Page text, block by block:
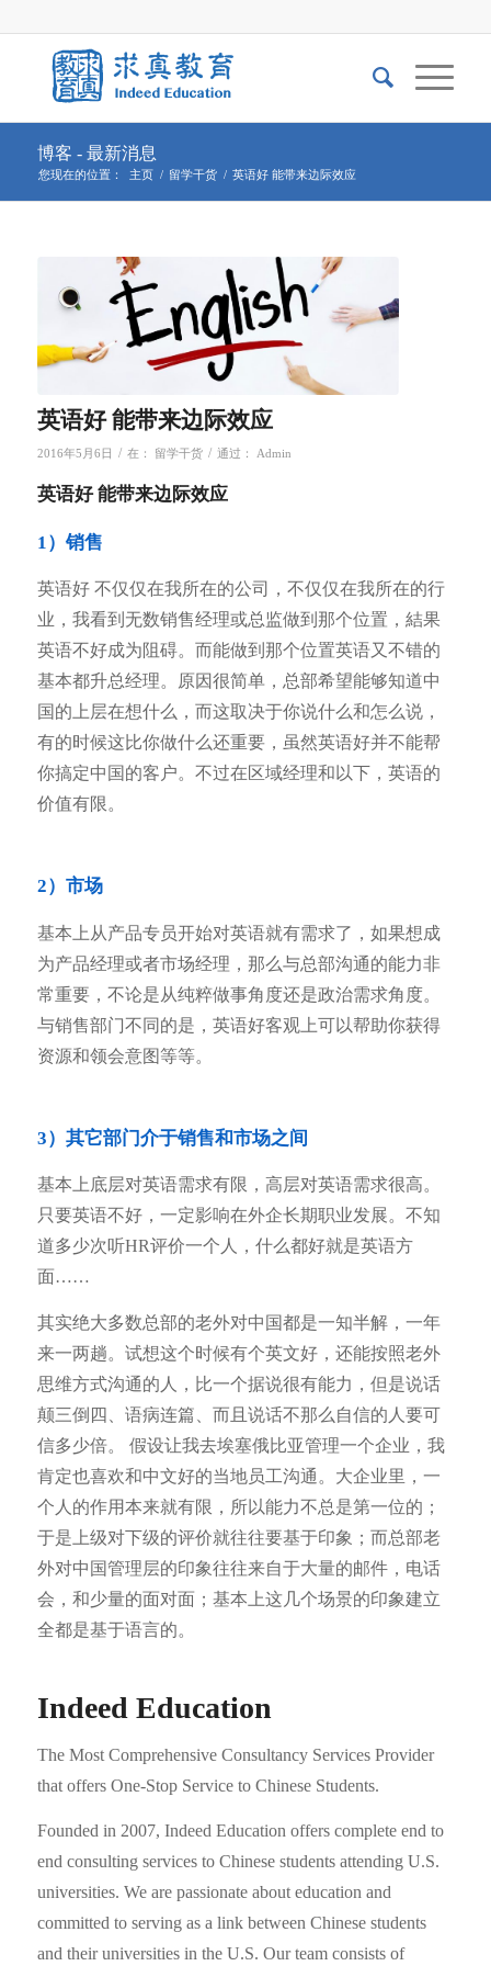
博客 - 最新消息
您现在的位置： 主页 / 留学干货 / 英语好 能带来边际效应
英语好 能带来边际效应
2016年5月6日 / 在： 留学干货 / 通过： Admin
英语好 能带来边际效应
1）销售
英语好 不仅仅在我所在的公司，不仅仅在我所在的行
业，我看到无数销售经理或总监做到那个位置，結果
英语不好成为阻碍。而能做到那个位置英语又不错的
基本都升总经理。原因很简单，总部希望能够知道中
国的上层在想什么，而这取决于你说什么和怎么说，
有的时候这比你做什么还重要，虽然英语好并不能帮
你搞定中国的客户。不过在区域经理和以下，英语的
价值有限。
2）市场
基本上从产品专员开始对英语就有需求了，如果想成
为产品经理或者市场经理，那么与总部沟通的能力非
常重要，不论是从纯粹做事角度还是政治需求角度。
与销售部门不同的是，英语好客观上可以帮助你获得
资源和领会意图等等。
3）其它部门介于销售和市场之间
基本上底层对英语需求有限，高层对英语需求很高。
只要英语不好，一定影响在外企长期职业发展。不知
道多少次听HR评价一个人，什么都好就是英语方
面……
其实绝大多数总部的老外对中国都是一知半解，一年
来一两趟。试想这个时候有个英文好，还能按照老外
思维方式沟通的人，比一个据说很有能力，但是说话
颠三倒四、语病连篇、而且说话不那么自信的人要可
信多少倍。 假设让我去埃塞俄比亚管理一个企业，我
肯定也喜欢和中文好的当地员工沟通。大企业里，一
个人的作用本来就有限，所以能力不总是第一位的；
于是上级对下级的评价就往往要基于印象；而总部老
外对中国管理层的印象往往来自于大量的邮件，电话
会，和少量的面对面；基本上这几个场景的印象建立
全都是基于语言的。
Indeed Education
The Most Comprehensive Consultancy Services Provider
that offers One-Stop Service to Chinese Students.
Founded in 2007, Indeed Education offers complete end to
end consulting services to Chinese students attending U.S.
universities. We are passionate about education and
committed to serving as a link between Chinese students
and their universities in the U.S. Our team consists of